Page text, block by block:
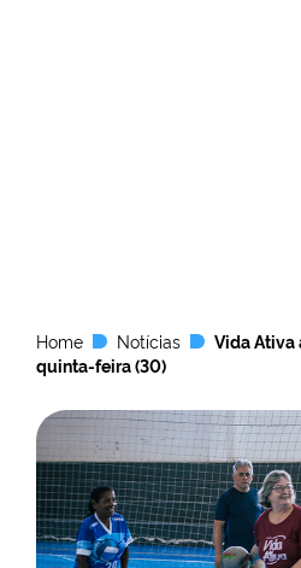
Home Notícias
Vida Ativa
quinta-feira (30)